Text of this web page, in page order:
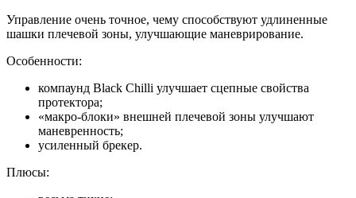
Управление очень точное, чему способствуют удлиненные
шашки плечевой зоны, улучшающие маневрирование.
Особенности:
компаунд Black Chilli улучшает сцепные свойства
протектора;
«макро-блоки» внешней плечевой зоны улучшают
маневренность;
усиленный брекер.
Плюсы: